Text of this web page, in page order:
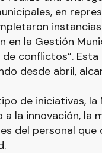
en
en la Gestión
conflictos”.
desde abril,
de iniciativas,
a la innovación, la
del personal